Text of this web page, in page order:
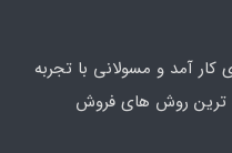
کار آمد و مسولانی با تجربه
ترین روش های فروش